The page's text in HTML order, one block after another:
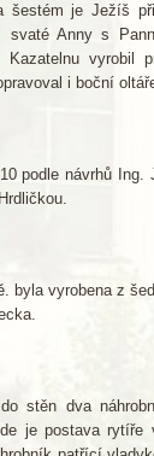
šestém je Ježíš
svaté Anny s
vyrobil
i boční
podle návrhů
byla vyrobena z
stěn dva
je postava